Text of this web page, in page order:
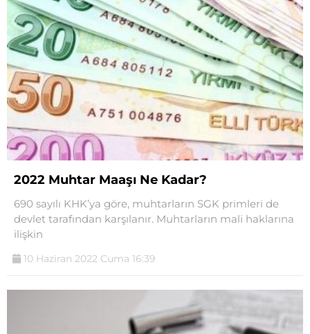
2022 Muhtar Maaşı Ne Kadar?
690 sayılı KHK’ya göre, muhtarların SGK primleri de
devlet tarafından karşılanır. Muhtarların mali haklarına
ilişkin
10 Haziran 2022 Cuma 16:39